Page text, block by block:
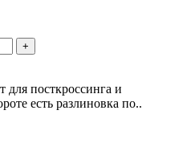
+
для посткроссинга и
есть разлиновка по..